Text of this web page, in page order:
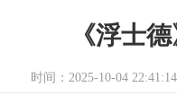
《浮士
时间：2025-10-04 22:41:14